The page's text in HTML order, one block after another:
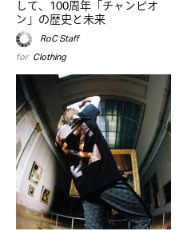
して、100周年「チャンピオ
ン」の歴史と未来
RoC Staff
for Clothing